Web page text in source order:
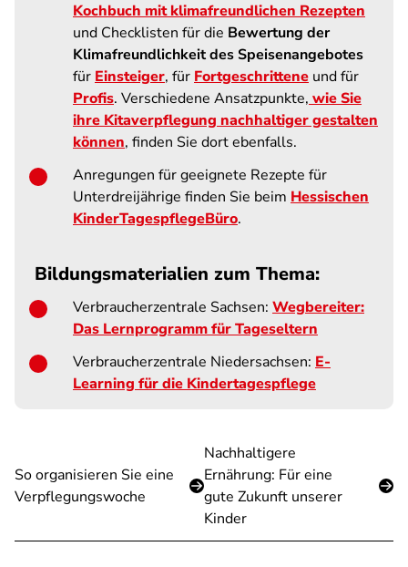
Kochbuch mit klimafreundlichen Rezepten
und Checklisten für die Bewertung der
Klimafreundlichkeit des Speisenangebotes
für Einsteiger, für Fortgeschrittene und für
Profis. Verschiedene Ansatzpunkte, wie Sie
ihre Kitaverpflegung nachhaltiger gestalten
können, finden Sie dort ebenfalls.
Anregungen für geeignete Rezepte für
Unterdreijährige finden Sie beim Hessischen
KinderTagespflegeBüro.
Bildungsmaterialien zum Thema:
Verbraucherzentrale Sachsen: Wegbereiter:
Das Lernprogramm für Tageseltern
Verbraucherzentrale Niedersachsen: E-
Learning für die Kindertagespflege
So organisieren Sie eine
Verpflegungswoche
Nachhaltigere
Ernährung: Für eine
gute Zukunft unserer
Kinder